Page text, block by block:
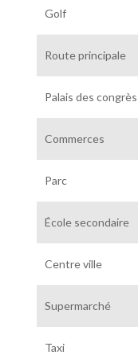
Golf
Route principale
Palais des congrès
Commerces
Parc
École secondaire
Centre ville
Supermarché
Taxi